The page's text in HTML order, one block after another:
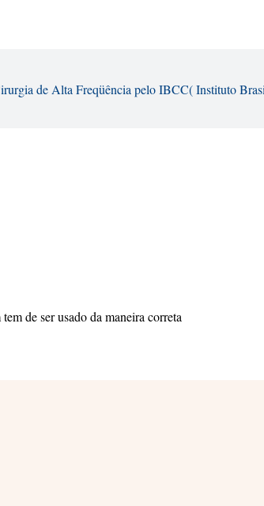
de Alta Freqüência pelo IBCC( Instituto
de ser usado da maneira correta